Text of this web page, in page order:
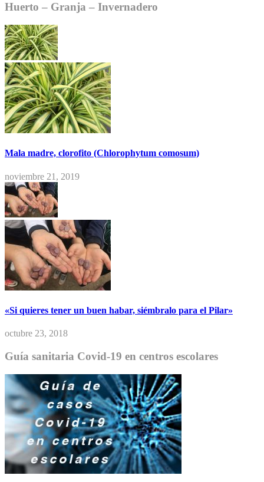
Huerto – Granja – Invernadero
Mala madre, clorofito (Chlorophytum comosum)
noviembre 21, 2019
«Si quieres tener un buen habar, siémbralo para el Pilar»
octubre 23, 2018
Guía sanitaria Covid-19 en centros escolares